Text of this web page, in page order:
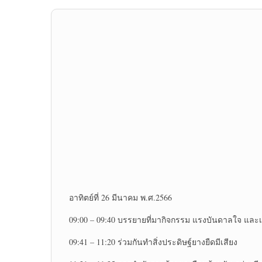
อาทิตย์ที่ 26 มีนาคม พ.ศ.2566
09:00 – 09:40 บรรยายที่มากิจกรรม แรงบันดาลใจ แล
09:41 – 11:20 ร่วมกันทำสิ่งประดิษฐ์ยางยืดมีเสียง